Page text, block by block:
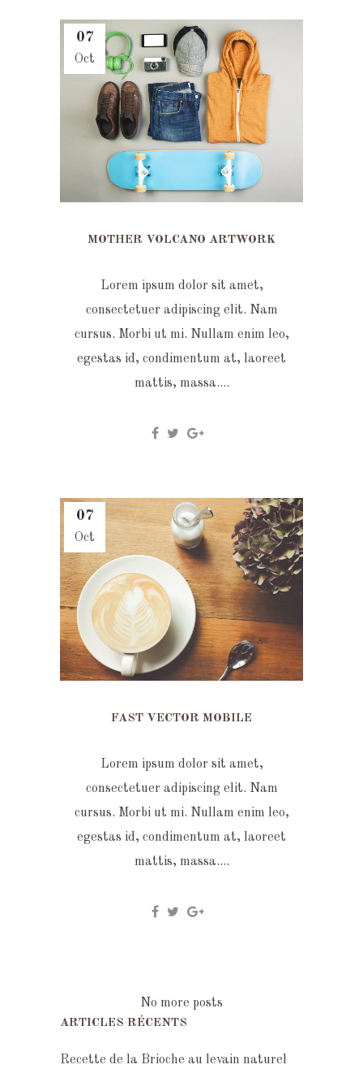
07
Oct
MOTHER VOLCANO ARTWORK
Lorem ipsum dolor sit amet,
consectetuer adipiscing elit. Nam
cursus. Morbi ut mi. Nullam enim leo,
egestas id, condimentum at, laoreet
mattis, massa....
07
Oct
FAST VECTOR MOBILE
Lorem ipsum dolor sit amet,
consectetuer adipiscing elit. Nam
cursus. Morbi ut mi. Nullam enim leo,
egestas id, condimentum at, laoreet
mattis, massa....
No more posts
ARTICLES RÉCENTS
Recette de la Brioche au levain naturel